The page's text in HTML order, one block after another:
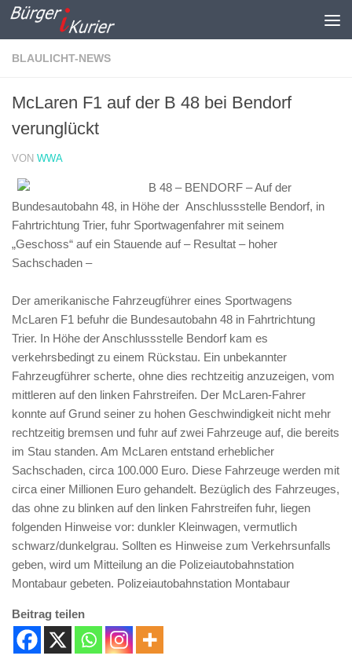
Zum Inhalt springen
BLAULICHT-NEWS
McLaren F1 auf der B 48 bei Bendorf
verunglückt
VON WWA
B 48 – BENDORF – Auf der
Bundesautobahn 48, in Höhe der Anschlussstelle Bendorf, in
Fahrtrichtung Trier, fuhr Sportwagenfahrer mit seinem
„Geschoss“ auf ein Stauende auf – Resultat – hoher
Sachschaden –
Der amerikanische Fahrzeugführer eines Sportwagens
McLaren F1 befuhr die Bundesautobahn 48 in Fahrtrichtung
Trier. In Höhe der Anschlussstelle Bendorf kam es
verkehrsbedingt zu einem Rückstau. Ein unbekannter
Fahrzeugführer scherte, ohne dies rechtzeitig anzuzeigen, vom
mittleren auf den linken Fahrstreifen. Der McLaren-Fahrer
konnte auf Grund seiner zu hohen Geschwindigkeit nicht mehr
rechtzeitig bremsen und fuhr auf zwei Fahrzeuge auf, die bereits
im Stau standen. Am McLaren entstand erheblicher
Sachschaden, circa 100.000 Euro. Diese Fahrzeuge werden mit
circa einer Millionen Euro gehandelt. Bezüglich des Fahrzeuges,
das ohne zu blinken auf den linken Fahrstreifen fuhr, liegen
folgenden Hinweise vor: dunkler Kleinwagen, vermutlich
schwarz/dunkelgrau. Sollten es Hinweise zum Verkehrsunfalls
geben, wird um Mitteilung an die Polizeiautobahnstation
Montabaur gebeten. Polizeiautobahnstation Montabaur
Beitrag teilen